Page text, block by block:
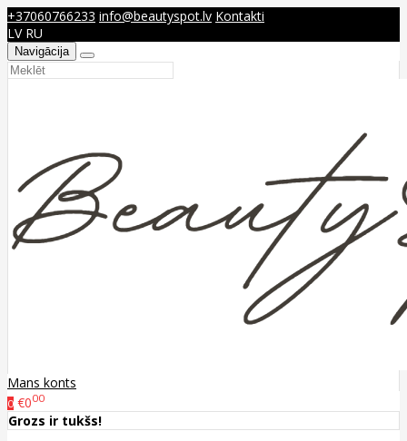
+37060766233 info@beautyspot.lv Kontakti
LV RU
Navigācija
Mans konts
0 €000
Grozs ir tukšs!